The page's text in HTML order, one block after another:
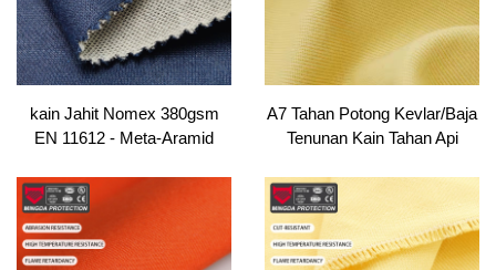
kain Jahit Nomex 380gsm
EN 11612 - Meta-Aramid
Selubung Penyelamat
A7 Tahan Potong Kevlar/Baja
Tenunan Kain Tahan Api
Penjarah/Kitaran Glove